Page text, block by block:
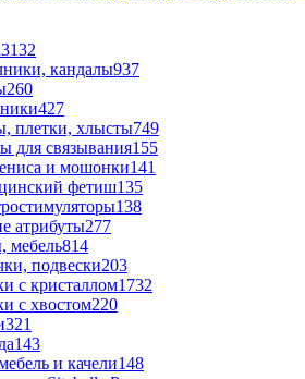
3132
кандалы937
260
427
плетки, хлысты749
для связывания155
и мошонки141
фетиш135
138
атрибуты277
мебель814
подвески203
с кристаллом1732
с хвостом220
321
143
и качели148